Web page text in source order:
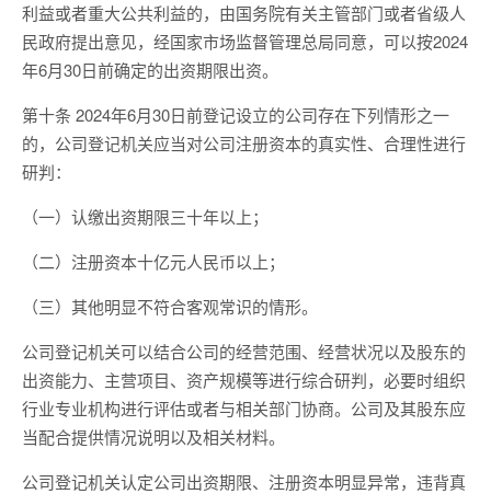
利益或者重大公共利益的，由国务院有关主管部门或者省级人
民政府提出意见，经国家市场监督管理总局同意，可以按2024
年6月30日前确定的出资期限出资。
第十条2024年6月30日前登记设立的公司存在下列情形之一
的，公司登记机关应当对公司注册资本的真实性、合理性进行
研判：
（一）认缴出资期限三十年以上；
（二）注册资本十亿元人民币以上；
（三）其他明显不符合客观常识的情形。
公司登记机关可以结合公司的经营范围、经营状况以及股东的
出资能力、主营项目、资产规模等进行综合研判，必要时组织
行业专业机构进行评估或者与相关部门协商。公司及其股东应
当配合提供情况说明以及相关材料。
公司登记机关认定公司出资期限、注册资本明显异常，违背真